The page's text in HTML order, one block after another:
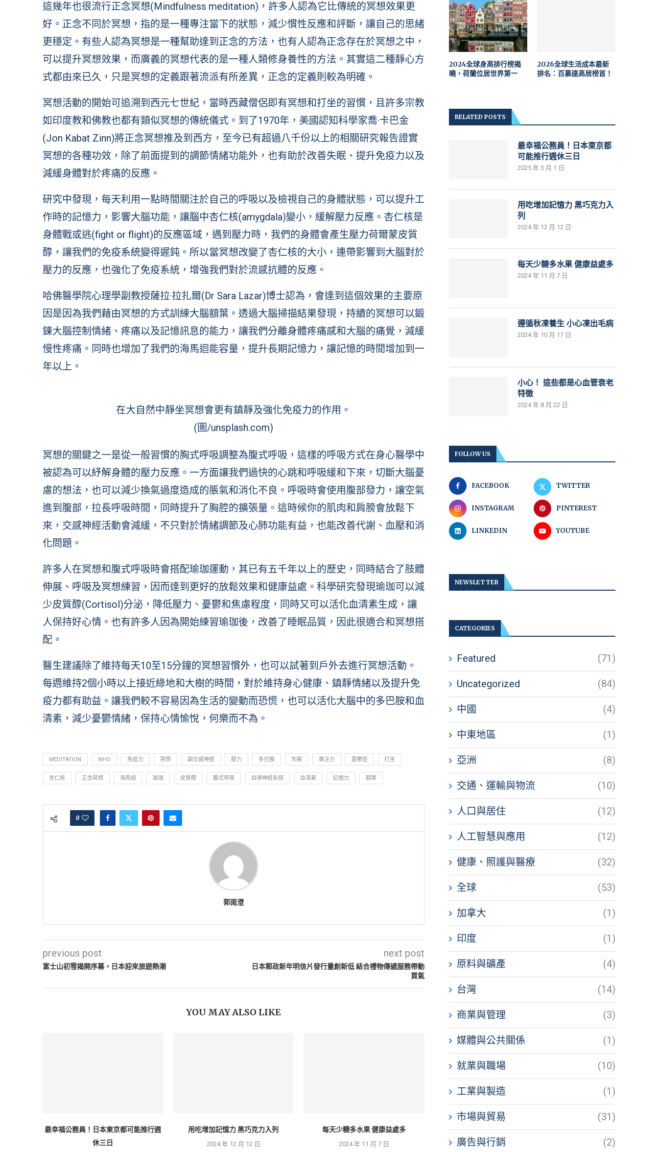
這幾年也很流行正念冥想(Mindfulness meditation)，許多人認為它比傳統的冥想效果更
好。正念不同於冥想，指的是一種專注當下的狀態，減少慣性反應和評斷，讓自己的思緒
更穩定。有些人認為冥想是一種幫助達到正念的方法，也有人認為正念存在於冥想之中，
可以提升冥想效果，而廣義的冥想代表的是一種人類修身養性的方法。其實這二種靜心方
式都由來已久，只是冥想的定義跟著流派有所差異，正念的定義則較為明確。
冥想活動的開始可追溯到西元七世紀，當時西藏僧侶即有冥想和打坐的習慣，且許多宗教
如印度教和佛教也都有類似冥想的傳統儀式。到了1970年，美國認知科學家喬·卡巴金
(Jon Kabat Zinn)將正念冥想推及到西方，至今已有超過八千份以上的相關研究報告證實
冥想的各種功效，除了前面提到的調節情緒功能外，也有助於改善失眠、提升免疫力以及
減緩身體對於疼痛的反應。
研究中發現，每天利用一點時間關注於自己的呼吸以及檢視自己的身體狀態，可以提升工
作時的記憶力，影響大腦功能，讓腦中杏仁核(amygdala)變小，緩解壓力反應。杏仁核是
身體戰或逃(fight or flight)的反應區域，遇到壓力時，我們的身體會產生壓力荷爾蒙皮質
醇，讓我們的免疫系統變得遲鈍。所以當冥想改變了杏仁核的大小，連帶影響到大腦對於
壓力的反應，也強化了免疫系統，增強我們對於流感抗體的反應。
哈佛醫學院心理學副教授薩拉·拉扎爾(Dr Sara Lazar)博士認為，會達到這個效果的主要原
因是因為我們藉由冥想的方式訓練大腦額葉。透過大腦掃描結果發現，持續的冥想可以鍛
鍊大腦控制情緒、疼痛以及記憶訊息的能力，讓我們分離身體疼痛感和大腦的痛覺，減緩
慢性疼痛。同時也增加了我們的海馬迴能容量，提升長期記憶力，讓記憶的時間增加到一
年以上。
在大自然中靜坐冥想會更有鎮靜及強化免疫力的作用。
(圖/unsplash.com)
冥想的關鍵之一是從一般習慣的胸式呼吸調整為腹式呼吸，這樣的呼吸方式在身心醫學中
被認為可以紓解身體的壓力反應。一方面讓我們過快的心跳和呼吸緩和下來，切斷大腦憂
慮的想法，也可以減少換氣過度造成的脹氣和消化不良。呼吸時會使用腹部發力，讓空氣
進到腹部，拉長呼吸時間，同時提升了胸腔的擴張量。這時候你的肌肉和肩膀會放鬆下
來，交感神經活動會減緩，不只對於情緒調節及心肺功能有益，也能改善代謝、血壓和消
化問題。
許多人在冥想和腹式呼吸時會搭配瑜珈運動，其已有五千年以上的歷史，同時結合了肢體
伸展、呼吸及冥想練習，因而達到更好的放鬆效果和健康益處。科學研究發現瑜珈可以減
少皮質醇(Cortisol)分泌，降低壓力、憂鬱和焦慮程度，同時又可以活化血清素生成，讓
人保持好心情。也有許多人因為開始練習瑜珈後，改善了睡眠品質，因此很適合和冥想搭
配。
醫生建議除了維持每天10至15分鐘的冥想習慣外，也可以試著到戶外去進行冥想活動。
每週維持2個小時以上接近綠地和大樹的時間，對於維持身心健康、鎮靜情緒以及提升免
疫力都有助益。讓我們較不容易因為生活的變動而恐慌，也可以活化大腦中的多巴胺和血
清素，減少憂鬱情緒，保持心情愉悅，何樂而不為。
MEDITATION WHO 免疫力 冥想 副交感神經 壓力 多巴胺 失眠 專注力 憂鬱症 打坐
杏仁核 正念冥想 海馬迴 瑜珈 皮質醇 腹式呼吸 自律神經系統 血清素 記憶力 額葉
0
郭雨澄
previous post
富士山初雪揭開序幕，日本迎來旅遊熱潮
next post
日本郵政新年明信片發行量創新低 結合禮物傳遞服務帶動
買氣
YOU MAY ALSO LIKE
最幸福公務員！日本東京都可能推行週
休三日
用吃增加記憶力 黑巧克力入列
2024 年 12 月 12 日
每天少糖多水果 健康益處多
2024 年 11 月 7 日
2024全球身高排行榜揭
曉，荷蘭位居世界第一
2026全球生活成本最新
排名：百慕達高居榜首！
RELATED POSTS
最幸福公務員！日本東京都
可能推行週休三日
2025 年 3 月 1 日
用吃增加記憶力 黑巧克力入
列
2024 年 12 月 12 日
每天少糖多水果 健康益處多
2024 年 11 月 7 日
遵循秋凍養生 小心凍出毛病
2024 年 10 月 17 日
小心！ 這些都是心血管衰老
特徵
2024 年 8 月 22 日
FOLLOW US
FACEBOOK TWITTER
INSTAGRAM PINTEREST
LINKEDIN YOUTUBE
NEWSLETTER
CATEGORIES
Featured (71)
Uncategorized (84)
中國 (4)
中東地區 (1)
亞洲 (8)
交通、運輸與物流 (10)
人口與居住 (12)
人工智慧與應用 (12)
健康、照護與醫療 (32)
全球 (53)
加拿大 (1)
印度 (1)
原料與礦產 (4)
台灣 (14)
商業與管理 (3)
媒體與公共關係 (1)
就業與職場 (10)
工業與製造 (1)
市場與貿易 (31)
廣告與行銷 (2)